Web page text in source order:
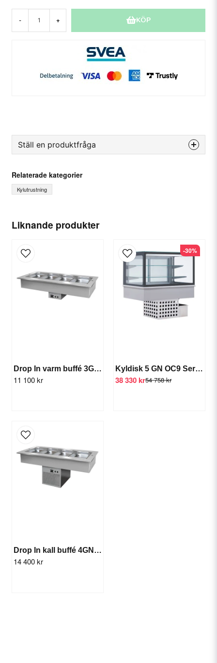
- + KÖP
Liknande produkter
Drop In varm buffé 3GN (värme)
11 100 kr
Kyldisk 5 GN OC9 Service
54 758 kr
38 330 kr
-30%
Drop In kall buffé 4GN (kyla)
14 400 kr
Ställ en produktfråga
Fråga oss något om denna produkten...
Ditt namn
email
E-postadress
Relaterade kategorier
Kylutrustning